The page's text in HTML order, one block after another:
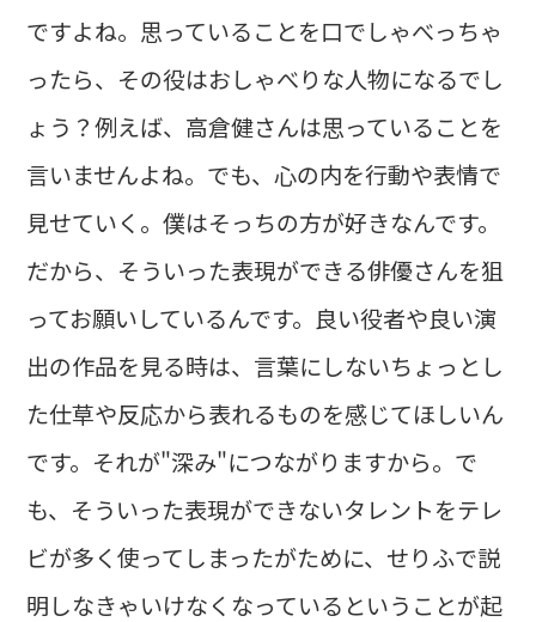
ですよね。思っていることを口でしゃべっちゃ
ったら、その役はおしゃべりな人物になるでし
ょう？例えば、高倉健さんは思っていることを
言いませんよね。でも、心の内を行動や表情で
見せていく。僕はそっちの方が好きなんです。
だから、そういった表現ができる俳優さんを狙
ってお願いしているんです。良い役者や良い演
出の作品を見る時は、言葉にしないちょっとし
た仕草や反応から表れるものを感じてほしいん
です。それが"深み"につながりますから。で
も、そういった表現ができないタレントをテレ
ビが多く使ってしまったがために、せりふで説
明しなきゃいけなくなっているということが起